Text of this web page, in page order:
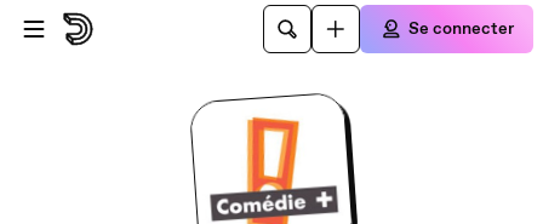
Passer au contenu principal
Se connecter